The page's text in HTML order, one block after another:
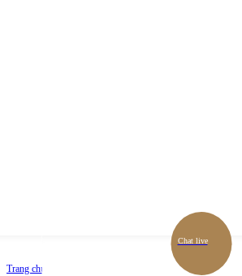
Trang chủ
Chat live